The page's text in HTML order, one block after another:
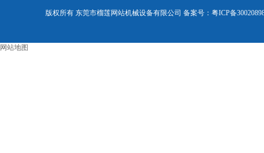
版权所有 东莞市榴莲网站机械设备有限公司 备案号： 粤ICP备
网站地图